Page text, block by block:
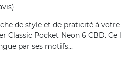
de style et de praticité à
Classic Pocket Neon 6 CBD.
par ses motifs...